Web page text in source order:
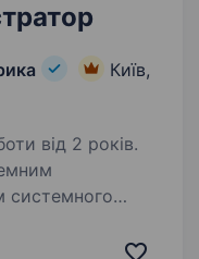
Київ,
від 2 років.
системного
протоколів